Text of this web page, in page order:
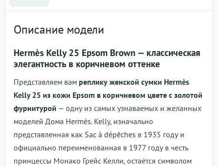
Описание модели
Hermès Kelly 25 Epsom Brown — классическая
элегантность в коричневом оттенке
Представляем вам реплику женской сумки Hermès
Kelly 25 из кожи Epsom в коричневом цвете с золотой
фурнитурой — одну из самых узнаваемых и желанных
моделей Дома Hermès. Kelly, изначально
представленная как Sac à dépêches в 1935 году и
официально переименованная в 1977 году в честь
принцессы Монако Грейс Келли, остаётся символом